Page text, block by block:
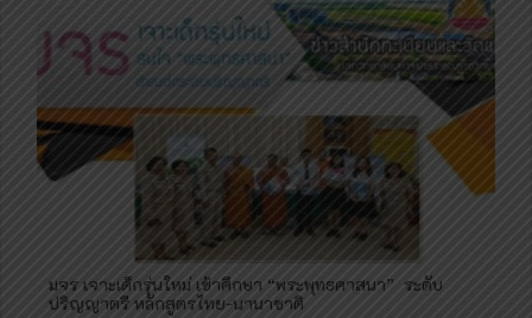
มจร​ เจาะเด็กรุ่นใหม่​ เข้าศึกษา​ “พระพุทธศาสนา” ​ ระดับ
ปริญญาตรี​ หลักสูตรไทย-นานาชาติ